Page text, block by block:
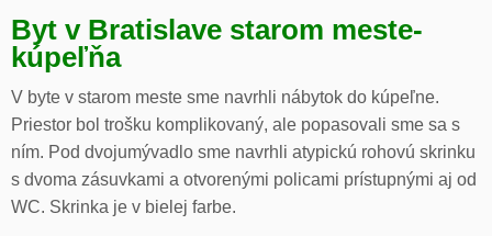
Byt v Bratislave starom meste-
kúpeľňa
V byte v starom meste sme navrhli nábytok do kúpeľne.
Priestor bol trošku komplikovaný, ale popasovali sme sa s
ním. Pod dvojumývadlo sme navrhli atypickú rohovú skrinku
s dvoma zásuvkami a otvorenými policami prístupnými aj od
WC. Skrinka je v bielej farbe.